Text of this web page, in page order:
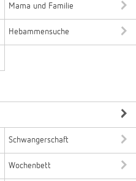
Mama und Familie
Hebammensuche
Schwangerschaft
Wochenbett